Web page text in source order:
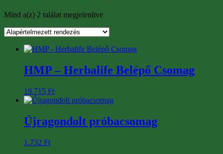
Mind a(z) 2 találat megjelenítve
HMP – Herbalife Belépő Csomag
19.715 Ft
Újragondolt próbacsomag
1.732 Ft